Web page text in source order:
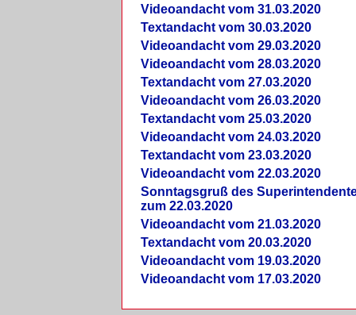
Videoandacht vom 31.03.2020
Textandacht vom 30.03.2020
Videoandacht vom 29.03.2020
Videoandacht vom 28.03.2020
Textandacht vom 27.03.2020
Videoandacht vom 26.03.2020
Textandacht vom 25.03.2020
Videoandacht vom 24.03.2020
Textandacht vom 23.03.2020
Videoandacht vom 22.03.2020
Sonntagsgruß des
zum 22.03.2020
Videoandacht vom 21.03.2020
Textandacht vom 20.03.2020
Videoandacht vom 19.03.2020
Videoandacht vom 17.03.2020